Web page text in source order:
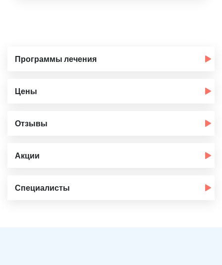
Программы лечения
Цены
Отзывы
Акции
Специалисты